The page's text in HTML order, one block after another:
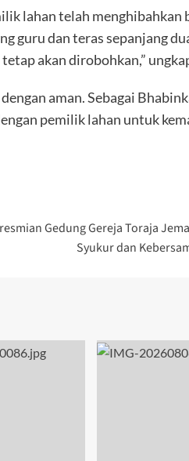
lahan telah menghibahkan
guru dan teras sepanjang
akan dirobohkan,”
aman. Sebagai
pemilik lahan untuk
Gedung Gereja Toraja
Syukur dan